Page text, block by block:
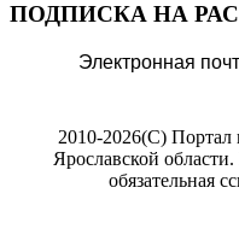
ПОДПИСКА НА
Электронная
2010-2026(С) Портал
Ярославской
обязательная